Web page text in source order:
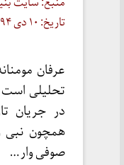
تاریخ: ۱۰ دی ۱۳۹۴
عرفان
تحلیلی است
در جریان
همچون نبی
صوفی وار …